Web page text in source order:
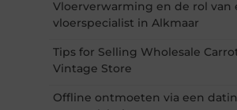
Vloerverwarming en de rol van
vloerspecialist in Alkmaar
Tips for Selling Wholesale
Vintage Store
Offline ontmoeten via een